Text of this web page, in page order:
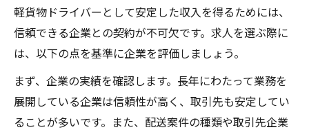
軽貨物ドライバーとして安定した収入を得るためには、
信頼できる企業との契約が不可欠です。求人を選ぶ際に
は、以下の点を基準に企業を評価しましょう。
まず、企業の実績を確認します。長年にわたって業務を
展開している企業は信頼性が高く、取引先も安定してい
ることが多いです。また、配送案件の種類や取引先企業